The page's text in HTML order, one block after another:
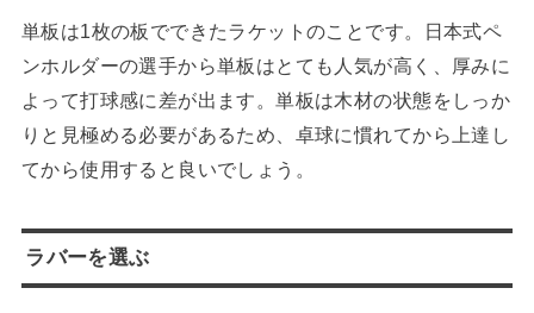
単板は1枚の板でできたラケットのことです。日本式ペ
ンホルダーの選手から単板はとても人気が高く、厚みに
よって打球感に差が出ます。単板は木材の状態をしっか
りと見極める必要があるため、卓球に慣れてから上達し
てから使用すると良いでしょう。
ラバーを選ぶ